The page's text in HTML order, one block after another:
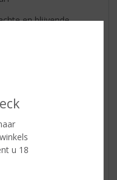
u 18
en blijvende
zoet, maakt dan de
rook, turf en mout
heide en
dus best koud
met zoete gerechten.